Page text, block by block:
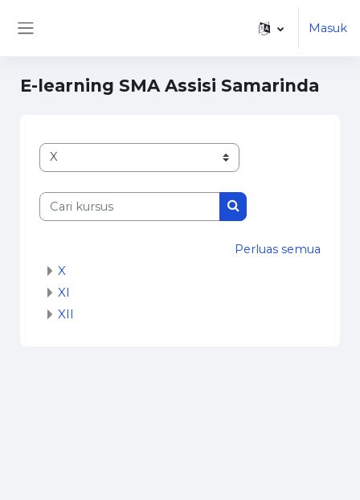
Masuk
E-learning SMA Assisi Samarinda
Kategori kursus
Cari kursus
Cari kursus
Perluas semua
X
XI
XII